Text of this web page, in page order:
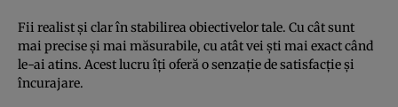
Fii realist și clar în stabilirea obiectivelor tale. Cu cât sunt
mai precise și mai măsurabile, cu atât vei ști mai exact când
le-ai atins. Acest lucru îți oferă o senzație de satisfacție și
încurajare.